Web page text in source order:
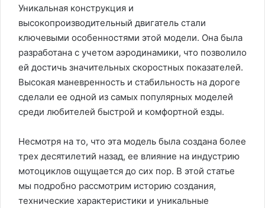
Уникальная конструкция и
высокопроизводительный двигатель стали
ключевыми особенностями этой модели. Она была
разработана с учетом аэродинамики, что позволило
ей достичь значительных скоростных показателей.
Высокая маневренность и стабильность на дороге
сделали ее одной из самых популярных моделей
среди любителей быстрой и комфортной езды.
Несмотря на то, что эта модель была создана более
трех десятилетий назад, ее влияние на индустрию
мотоциклов ощущается до сих пор. В этой статье
мы подробно рассмотрим историю создания,
технические характеристики и уникальные